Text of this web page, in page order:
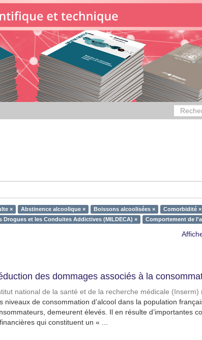
× Abstinence alcoolique × Boissons alcoolisées ×
Comorbidité ×
et les Conduites Addictives (MILDECA) ×
Comportement de
des dommages associés à la
national de la santé et de la recherche médicale (Inserm)
niveaux de consommation d’alcool dans la population
demeurent élevés. Il en résulte d’importantes
qui constituent un « ...